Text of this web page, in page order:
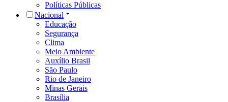
Políticas Públicas
Nacional
Educação
Segurança
Clima
Meio Ambiente
Auxílio Brasil
São Paulo
Rio de Janeiro
Minas Gerais
Brasília